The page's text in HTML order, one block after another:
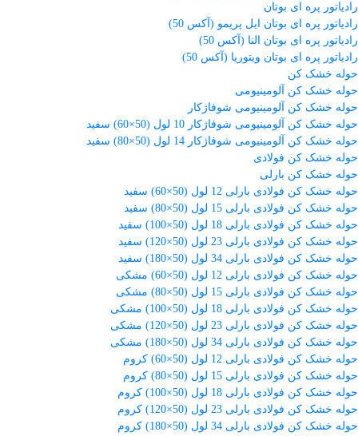
رادیاتور پره ای بوتان
رادیاتور پره ای بوتان ایل پریمو (آکس 50)
رادیاتور پره ای بوتان النا (آکس 50)
رادیاتور پره ای بوتان ویتوریا (آکس 50)
حوله خشک کن
حوله خشک کن آلومینیومی
حوله خشک کن آلومینیومی شوفاژکار
حوله خشک کن آلومینیومی شوفاژکار 10 لول (50×60) سفید
حوله خشک کن آلومینیومی شوفاژکار 14 لول (50×80) سفید
حوله خشک کن فولادی
حوله خشک کن بارلی
حوله خشک کن فولادی بارلی 12 لول (50×60) سفید
حوله خشک کن فولادی بارلی 15 لول (50×80) سفید
حوله خشک کن فولادی بارلی 18 لول (50×100) سفید
حوله خشک کن فولادی بارلی 23 لول (50×120) سفید
حوله خشک کن فولادی بارلی 34 لول (50×180) سفید
حوله خشک کن فولادی بارلی 12 لول (50×60) مشکی
حوله خشک کن فولادی بارلی 15 لول (50×80) مشکی
حوله خشک کن فولادی بارلی 18 لول (50×100) مشکی
حوله خشک کن فولادی بارلی 23 لول (50×120) مشکی
حوله خشک کن فولادی بارلی 34 لول (50×180) مشکی
حوله خشک کن فولادی بارلی 12 لول (50×60) کروم
حوله خشک کن فولادی بارلی 15 لول (50×80) کروم
حوله خشک کن فولادی بارلی 18 لول (50×100) کروم
حوله خشک کن فولادی بارلی 23 لول (50×120) کروم
حوله خشک کن فولادی بارلی 34 لول (50×180) کروم